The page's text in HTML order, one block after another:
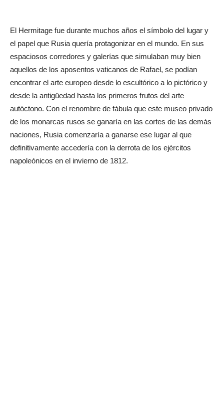
El Hermitage fue durante muchos años el símbolo del lugar y
el papel que Rusia quería protagonizar en el mundo. En sus
espaciosos corredores y galerías que simulaban muy bien
aquellos de los aposentos vaticanos de Rafael, se podían
encontrar el arte europeo desde lo escultórico a lo pictórico y
desde la antigüedad hasta los primeros frutos del arte
autóctono. Con el renombre de fábula que este museo privado
de los monarcas rusos se ganaría en las cortes de las demás
naciones, Rusia comenzaría a ganarse ese lugar al que
definitivamente accedería con la derrota de los ejércitos
napoleónicos en el invierno de 1812.